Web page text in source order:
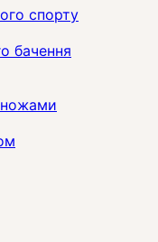
спорту
бачення
ножами